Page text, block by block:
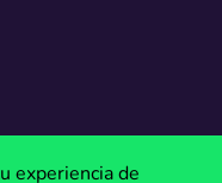
productos y servicios de
experiencia de